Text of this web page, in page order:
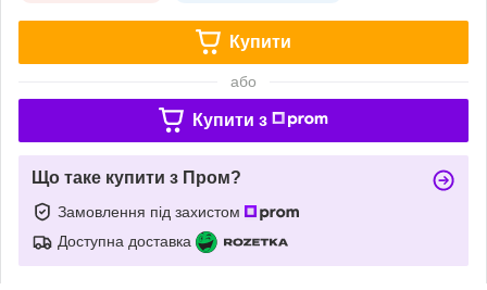
Купити
або
Купити з
Що таке купити з Пром?
Замовлення під захистом
Доступна доставка